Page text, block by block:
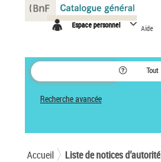
Espace personnel Aide
Tout
Recherche avancée
Accueil Liste de notices d’autorité
Panneau de gestion des cookies